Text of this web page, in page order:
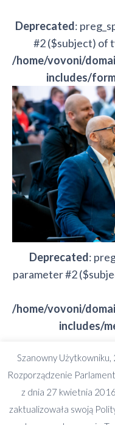
Deprecated:
#2 ($subject) of
/home/vovoni/
includes/
Deprecated:
parameter #2
/home/vovoni/
includes/
Deprecated:
#2 ($subject) of
/home/vovoni/
includes/
Szanowny Użytkowniku,
Rozporządzenie
z dnia 27 kwietnia
zaktualizowała swoją